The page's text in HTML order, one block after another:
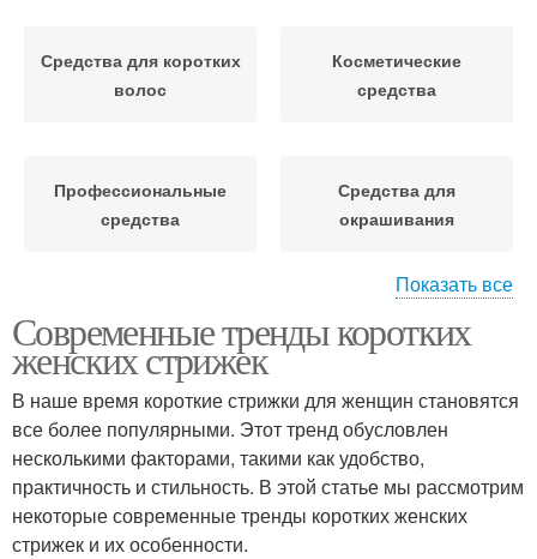
Средства для коротких
волос
Косметические
средства
Профессиональные
средства
Средства для
окрашивания
Уходовые процедуры Народные средства
Мощное средство Средство для роста
Показать все
Современные тренды коротких
женских стрижек
В наше время короткие стрижки для женщин становятся
все более популярными. Этот тренд обусловлен
несколькими факторами, такими как удобство,
практичность и стильность. В этой статье мы рассмотрим
некоторые современные тренды коротких женских
стрижек и их особенности.